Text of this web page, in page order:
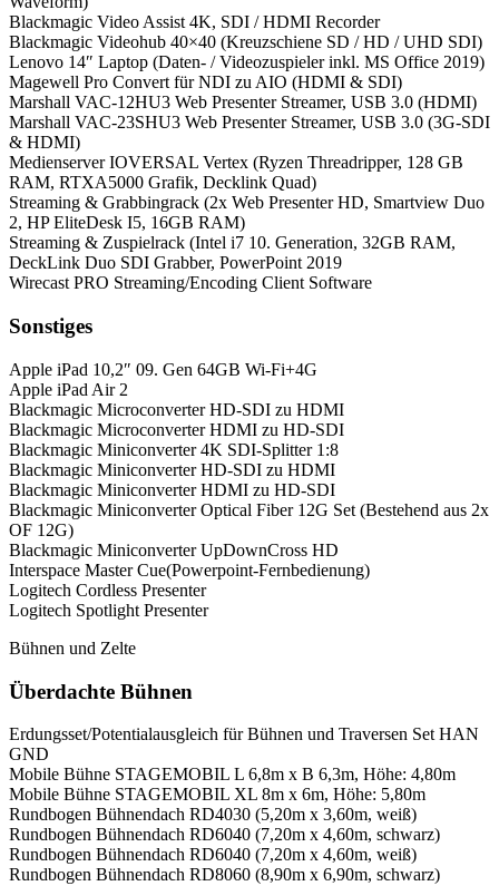
Blackmagic Video Assist 4K, SDI / HDMI Recorder
Blackmagic Videohub 40×40 (Kreuzschiene SD / HD / UHD SDI)
Lenovo 14″ Laptop (Daten- / Videozuspieler inkl. MS Office 2019)
Magewell Pro Convert für NDI zu AIO (HDMI & SDI)
Marshall VAC-12HU3 Web Presenter Streamer, USB 3.0 (HDMI)
Marshall VAC-23SHU3 Web Presenter Streamer, USB 3.0 (3G-SDI
& HDMI)
Medienserver IOVERSAL Vertex (Ryzen Threadripper, 128 GB
RAM, RTXA5000 Grafik, Decklink Quad)
Streaming & Grabbingrack (2x Web Presenter HD, Smartview Duo
2, HP EliteDesk I5, 16GB RAM)
Streaming & Zuspielrack (Intel i7 10. Generation, 32GB RAM,
DeckLink Duo SDI Grabber, PowerPoint 2019
Wirecast PRO Streaming/Encoding Client Software
Sonstiges
Apple iPad 10,2″ 09. Gen 64GB Wi-Fi+4G
Apple iPad Air 2
Blackmagic Microconverter HD-SDI zu HDMI
Blackmagic Microconverter HDMI zu HD-SDI
Blackmagic Miniconverter 4K SDI-Splitter 1:8
Blackmagic Miniconverter HD-SDI zu HDMI
Blackmagic Miniconverter HDMI zu HD-SDI
Blackmagic Miniconverter Optical Fiber 12G Set (Bestehend aus 2x
OF 12G)
Blackmagic Miniconverter UpDownCross HD
Interspace Master Cue(Powerpoint-Fernbedienung)
Logitech Cordless Presenter
Logitech Spotlight Presenter
Bühnen und Zelte
Überdachte Bühnen
Erdungsset/Potentialausgleich für Bühnen und Traversen Set HAN
GND
Mobile Bühne STAGEMOBIL L 6,8m x B 6,3m, Höhe: 4,80m
Mobile Bühne STAGEMOBIL XL 8m x 6m, Höhe: 5,80m
Rundbogen Bühnendach RD4030 (5,20m x 3,60m, weiß)
Rundbogen Bühnendach RD6040 (7,20m x 4,60m, schwarz)
Rundbogen Bühnendach RD6040 (7,20m x 4,60m, weiß)
Rundbogen Bühnendach RD8060 (8,90m x 6,90m, schwarz)